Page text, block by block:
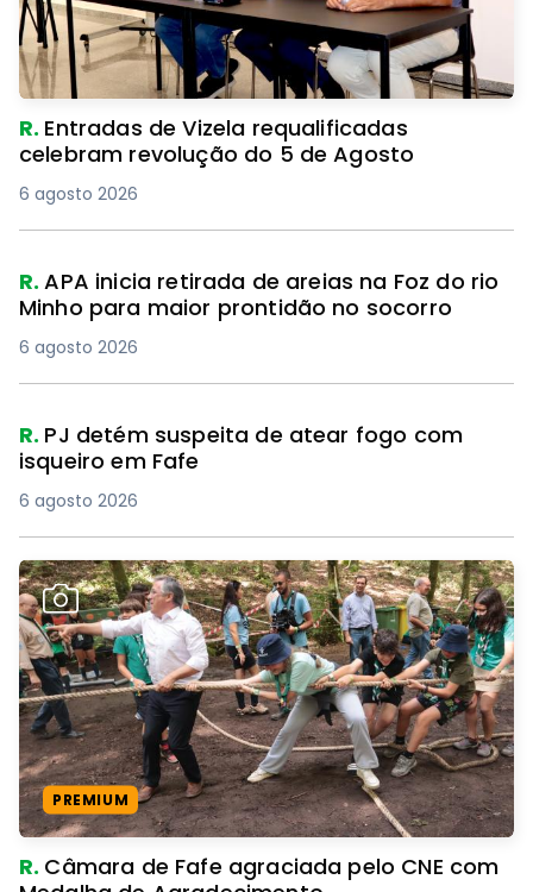
R. Entradas de Vizela requalificadas
celebram revolução do 5 de Agosto
6 agosto 2026
PJ detém suspeita de atear fogo com
isqueiro em Fafe
PREMIUM
R.Câmara de Fafe agraciada pelo CNE com
Medalha de Agradecimento
5 agosto 2026